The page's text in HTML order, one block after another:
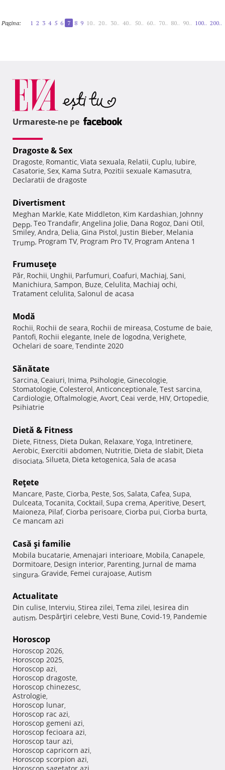
Pagina: 1 2 3 4 5 6 7 8 9 10.. 20.. 30.. 40.. 50.. 60.. 70.. 80.. 90.. 100.. 200..
Urmareste-ne pe
Dragoste & Sex
Dragoste, Romantic, Viata sexuala, Relatii, Cuplu, Iubire,
Casatorie, Sex, Kama Sutra, Pozitii sexuale Kamasutra,
Declaratii de dragoste
Divertisment
Meghan Markle, Kate Middleton, Kim Kardashian, Johnny
Depp, Teo Trandafir, Angelina Jolie, Dana Rogoz, Dani Otil,
Smiley, Andra, Delia, Gina Pistol, Justin Bieber, Melania
Trump, Program TV, Program Pro TV, Program Antena 1
Frumuseţe
Păr, Rochii, Unghii, Parfumuri, Coafuri, Machiaj, Sani,
Manichiura, Sampon, Buze, Celulita, Machiaj ochi,
Tratament celulita, Salonul de acasa
Modă
Rochii, Rochii de seara, Rochii de mireasa, Costume de baie,
Pantofi, Rochii elegante, Inele de logodna, Verighete,
Ochelari de soare, Tendinte 2020
Sănătate
Sarcina, Ceaiuri, Inima, Psihologie, Ginecologie,
Stomatologie, Colesterol, Anticonceptionale, Test sarcina,
Cardiologie, Oftalmologie, Avort, Ceai verde, HIV, Ortopedie,
Psihiatrie
Dietă & Fitness
Diete, Fitness, Dieta Dukan, Relaxare, Yoga, Intretinere,
Aerobic, Exercitii abdomen, Nutritie, Dieta de slabit, Dieta
disociata, Silueta, Dieta ketogenica, Sala de acasa
Reţete
Mancare, Paste, Ciorba, Peste, Sos, Salata, Cafea, Supa,
Dulceata, Tocanita, Cocktail, Supa crema, Aperitive, Desert,
Maioneza, Pilaf, Ciorba perisoare, Ciorba pui, Ciorba burta,
Ce mancam azi
Casă şi familie
Mobila bucatarie, Amenajari interioare, Mobila, Canapele,
Dormitoare, Design interior, Parenting, Jurnal de mama
singura, Gravide, Femei curajoase, Autism
Actualitate
Din culise, Interviu, Stirea zilei, Tema zilei, Iesirea din
autism, Despărţiri celebre, Vesti Bune, Covid-19, Pandemie
Horoscop
Horoscop 2026,
Horoscop 2025,
Horoscop azi,
Horoscop dragoste,
Horoscop chinezesc,
Astrologie,
Horoscop lunar,
Horoscop rac azi,
Horoscop gemeni azi,
Horoscop fecioara azi,
Horoscop taur azi,
Horoscop capricorn azi,
Horoscop scorpion azi,